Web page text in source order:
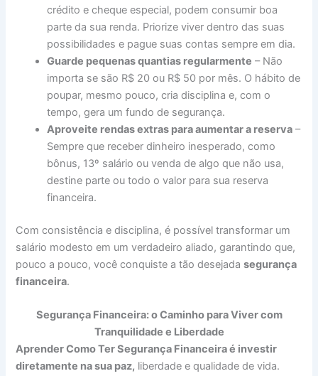
crédito e cheque especial, podem consumir boa
parte da sua renda. Priorize viver dentro das suas
possibilidades e pague suas contas sempre em dia.
Guarde pequenas quantias regularmente – Não
importa se são R$ 20 ou R$ 50 por mês. O hábito de
poupar, mesmo pouco, cria disciplina e, com o
tempo, gera um fundo de segurança.
Aproveite rendas extras para aumentar a reserva –
Sempre que receber dinheiro inesperado, como
bônus, 13º salário ou venda de algo que não usa,
destine parte ou todo o valor para sua reserva
financeira.
Com consistência e disciplina, é possível transformar um
salário modesto em um verdadeiro aliado, garantindo que,
pouco a pouco, você conquiste a tão desejadasegurança
financeira.
Segurança Financeira: o Caminho para Viver com
Tranquilidade e Liberdade
Aprender Como Ter Segurança Financeira é investir
diretamente na sua paz, liberdade e qualidade de vida.